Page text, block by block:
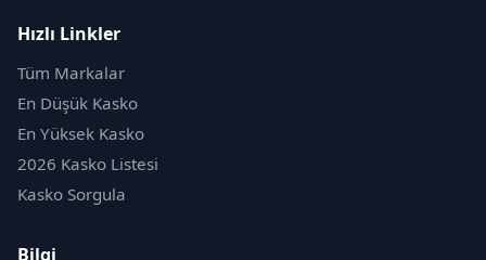
Hızlı Linkler
Tüm Markalar
En Düşük Kasko
En Yüksek Kasko
2026 Kasko Listesi
Kasko Sorgula
Bilgi